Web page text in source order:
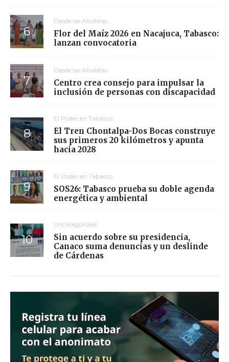
Desde las Alcaldías
Flor del Maíz 2026 en Nacajuca, Tabasco:
lanzan convocatoria
Desde las Alcaldías
Centro crea consejo para impulsar la
inclusión de personas con discapacidad
El Poder en Tabasco
El Tren Chontalpa-Dos Bocas construye
sus primeros 20 kilómetros y apunta
hacia 2028
El Poder en Tabasco
SOS26: Tabasco prueba su doble agenda
energética y ambiental
Uncategorized
Sin acuerdo sobre su presidencia,
Canaco suma denuncias y un deslinde
de Cárdenas